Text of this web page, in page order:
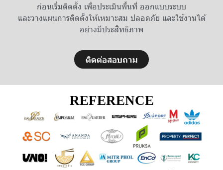
ก่อนเริ่มติดตั้ง เพื่อประเมินพื้นที่ ออกแบบระบบ
และวางแผนการติดตั้งให้เหมาะสม ปลอดภัย และใช้งานได้
อย่างมีประสิทธิภาพ
ติดต่อสอบถาม
REFERENCE